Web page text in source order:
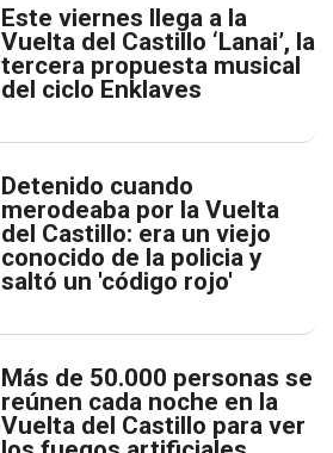
Este viernes llega a la
Vuelta del Castillo ‘Lanai’, la
tercera propuesta musical
del ciclo Enklaves
Detenido cuando
merodeaba por la Vuelta
del Castillo: era un viejo
conocido de la policia y
saltó un 'código rojo'
Más de 50.000 personas se
reúnen cada noche en la
Vuelta del Castillo para ver